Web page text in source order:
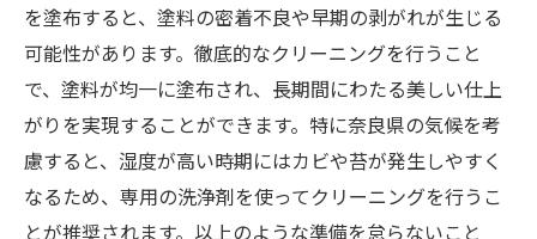
を塗布すると、塗料の密着不良や早期の剥がれが生じる
可能性があります。徹底的なクリーニングを行うこと
で、塗料が均一に塗布され、長期間にわたる美しい仕上
がりを実現することができます。特に奈良県の気候を考
慮すると、湿度が高い時期にはカビや苔が発生しやすく
なるため、専用の洗浄剤を使ってクリーニングを行うこ
とが推奨されます。以上のような準備を怠らないこと